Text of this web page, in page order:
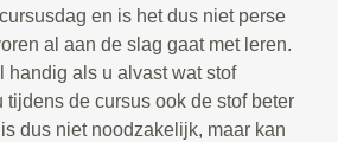
en is het dus niet perse
al aan de slag gaat met leren.
handig als u alvast wat stof
tijdens de cursus ook de stof beter
dus niet noodzakelijk, maar kan